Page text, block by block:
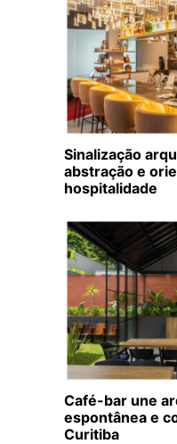
Sinalização
abstração e
hospitalidade
Café-bar une
espontânea e
Curitiba